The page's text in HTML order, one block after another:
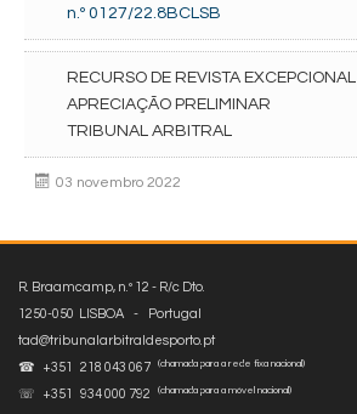
n.º 0127/22.8BCLSB
RECURSO DE REVISTA EXCEPCIONAL
APRECIAÇÃO PRELIMINAR
TRIBUNAL ARBITRAL
03 novembro 2022
R. Braamcamp, n.º 12 - R/c Dto.
1250-050 LISBOA - Portugal
tad@tribunalarbitraldesporto.pt
☎ +351 218 043 067
(chamada para a rede fixa nacional)
☏ +351 934 000 792 (chamada para a móvel nacional)